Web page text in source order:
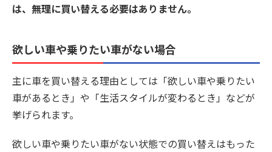
は、無理に買い替える必要はありません。
欲しい車や乗りたい車がない場合
主に車を買い替える理由としては「欲しい車や乗りたい
車があるとき」や「生活スタイルが変わるとき」などが
挙げられます。
欲しい車や乗りたい車がない状態での買い替えはもった